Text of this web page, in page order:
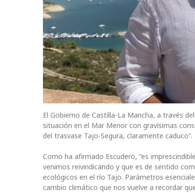
El Gobierno de Castilla-La Mancha, a través
situación en el Mar Menor con gravísimas
del trasvase Tajo-Segura, claramente caduco”.
Como ha afirmado Escudero, “es
venimos reivindicando y que es de sentido
ecológicos en el río Tajo. Parámetros
cambio climático que nos vuelve a recordar